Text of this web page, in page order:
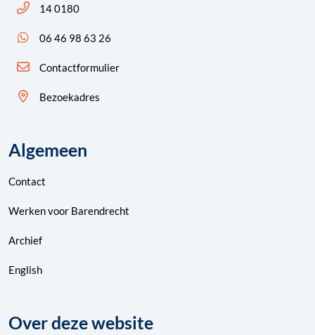
Bel ons: 14 0180
14 0180
App ons: 06 46 98 63 26 (WhatsApp)
06 46 98 63 26
Contactformulier
Bezoekadres
Algemeen
Contact
Werken voor Barendrecht
Archief
English
Over deze website